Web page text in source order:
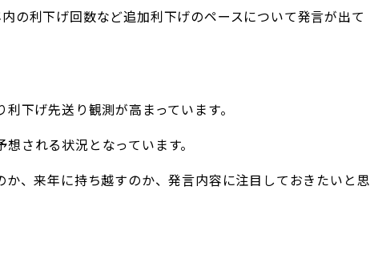
の利下げ回数など追加利下げのペースについて発言が出て
下げ先送り観測が高まっています。
される状況となっています。
、来年に持ち越すのか、発言内容に注目しておきたいと思